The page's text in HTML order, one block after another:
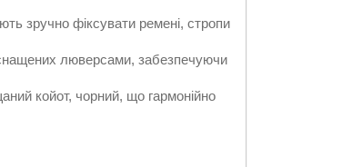
зручно фіксувати ремені, стропи
люверсами, забезпечуючи
койот, чорний, що гармонійно